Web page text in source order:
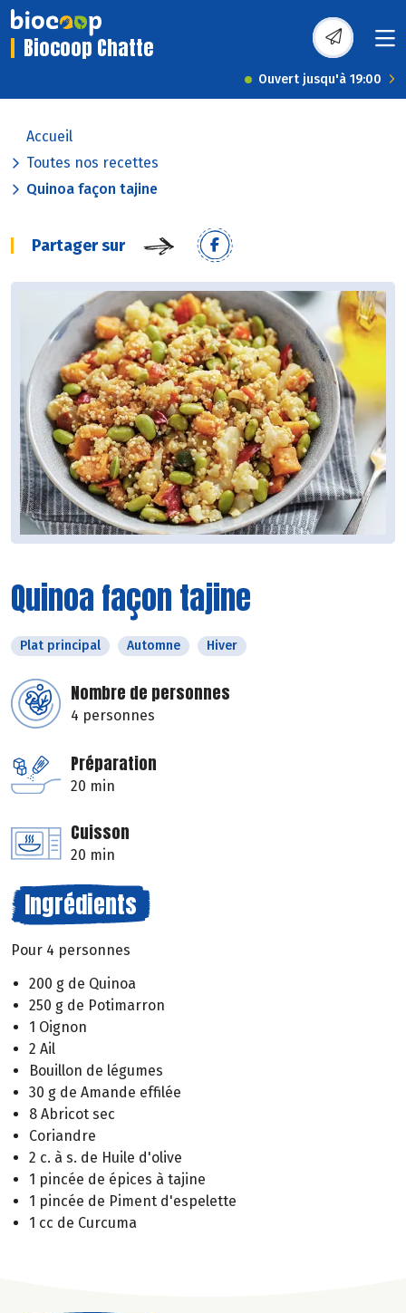
Biocoop Chatte
Ouvert jusqu'à 19:00
Accueil
Toutes nos recettes
Quinoa façon tajine
Partager sur
Quinoa façon tajine
Plat principal Automne Hiver
Nombre de personnes
4 personnes
Préparation
20 min
Cuisson
20 min
Ingrédients
Pour 4 personnes
200 g de Quinoa
250 g de Potimarron
1 Oignon
2 Ail
Bouillon de légumes
30 g de Amande effilée
8 Abricot sec
Coriandre
2 c. à s. de Huile d'olive
1 pincée de épices à tajine
1 pincée de Piment d'espelette
1 cc de Curcuma